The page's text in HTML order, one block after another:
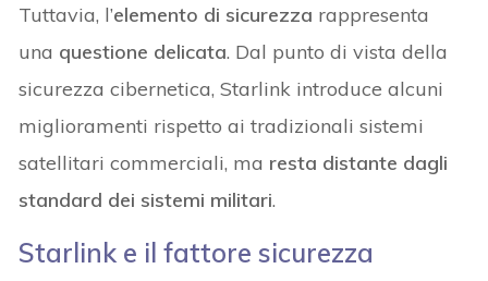
Tuttavia, l’elemento di sicurezza rappresenta
una questione delicata. Dal punto di vista della
sicurezza cibernetica, Starlink introduce alcuni
miglioramenti rispetto ai tradizionali sistemi
satellitari commerciali, ma resta distante dagli
standard dei sistemi militari.
Starlink e il fattore sicurezza